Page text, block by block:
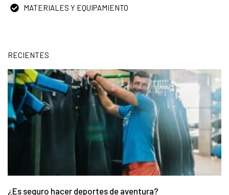
MATERIALES Y EQUIPAMIENTO
RECIENTES
¿Es seguro hacer deportes de aventura?